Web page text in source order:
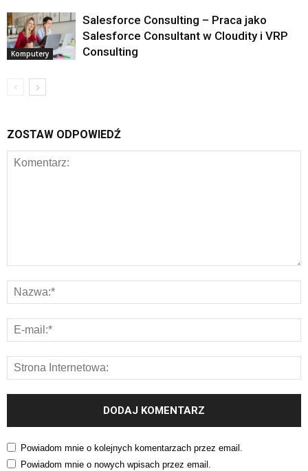
Komputery
Salesforce Consulting – Praca jako
Salesforce Consultant w Cloudity i VRP
Consulting
ZOSTAW ODPOWIEDŹ
Powiadom mnie o kolejnych komentarzach przez email.
Powiadom mnie o nowych wpisach przez email.